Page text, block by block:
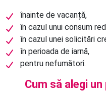
înainte de vacanță,
în cazul unui consum
în cazul unei solicitări
în perioada de iarnă,
pentru nefumători.
Cum să alegi